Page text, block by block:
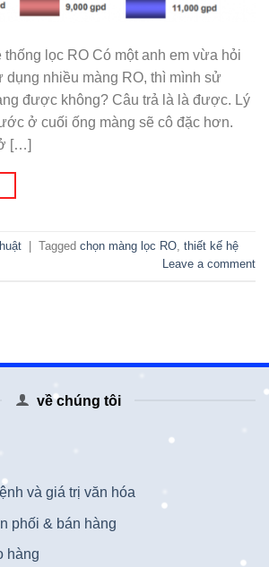
thống lọc RO Có một anh em vừa hỏi
dụng nhiều màng RO, thì mình sử
được không? Câu trả là là được. Lý
ở cuối ống màng sẽ cô đặc hơn.
[…]
Tagged chọn màng lọc RO, thiết kế hệ
Leave a comment
về chúng tôi
và giá trị văn hóa
phối & bán hàng
hàng